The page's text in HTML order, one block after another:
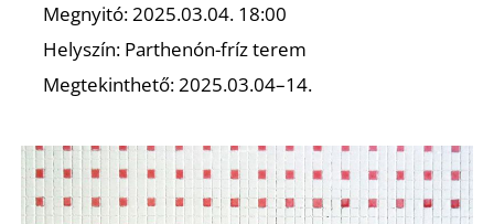
Megnyitó: 2025.03.04. 18:00
Helyszín: Parthenón-fríz terem
Megtekinthető: 2025.03.04–14.